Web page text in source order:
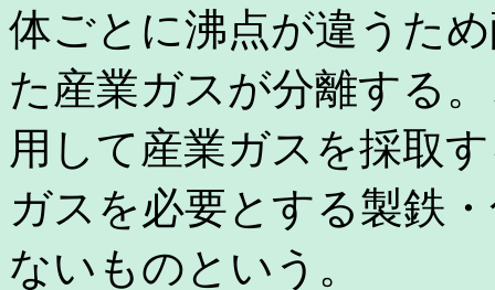
体ごとに沸点が違うた
た産業ガスが分離する
用して産業ガスを採取
ガスを必要とする製鉄
ないものという。